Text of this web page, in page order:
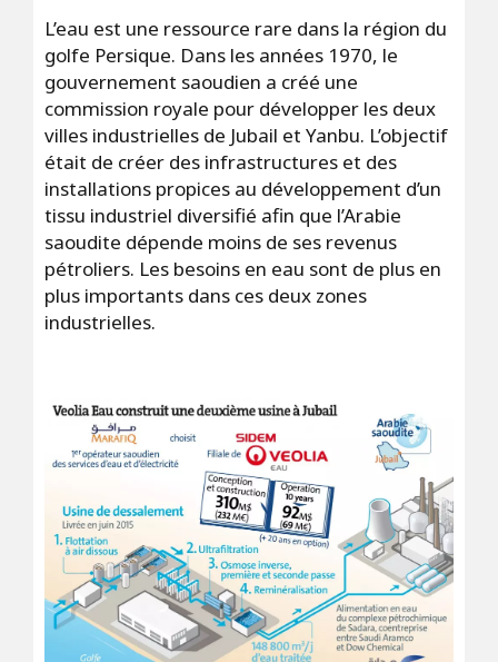
L’eau est une ressource rare dans la région du
golfe Persique. Dans les années 1970, le
gouvernement saoudien a créé une
commission royale pour développer les deux
villes industrielles de Jubail et Yanbu. L’objectif
était de créer des infrastructures et des
installations propices au développement d’un
tissu industriel diversifié afin que l’Arabie
saoudite dépende moins de ses revenus
pétroliers. Les besoins en eau sont de plus en
plus importants dans ces deux zones
industrielles.